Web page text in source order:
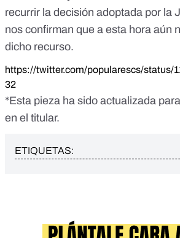
recurrir la decisión adoptada por la
nos confirman que a esta hora aún
dicho recurso.
https://twitter.com/popularescs/status/
32
*Esta pieza ha sido actualizada
en el titular.
ETIQUETAS: